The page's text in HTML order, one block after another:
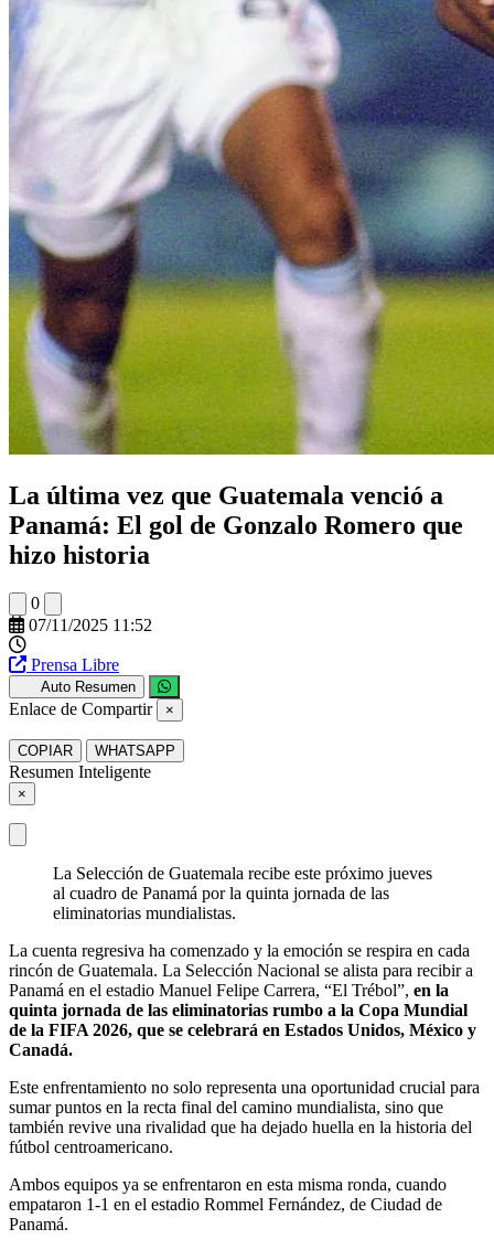
La última vez que Guatemala venció a
Panamá: El gol de Gonzalo Romero que
hizo historia
0
07/11/2025 11:52
Prensa Libre
Auto Resumen
Enlace de Compartir ×
COPIAR WHATSAPP
Resumen Inteligente
×
La Selección de Guatemala recibe este próximo jueves
al cuadro de Panamá por la quinta jornada de las
eliminatorias mundialistas.
La cuenta regresiva ha comenzado y la emoción se respira en cada
rincón de Guatemala. La Selección Nacional se alista para recibir a
Panamá en el estadio Manuel Felipe Carrera, “El Trébol”, en la
quinta jornada de las eliminatorias rumbo a la Copa Mundial
de la FIFA 2026, que se celebrará en Estados Unidos, México y
Canadá.
Este enfrentamiento no solo representa una oportunidad crucial para
sumar puntos en la recta final del camino mundialista, sino que
también revive una rivalidad que ha dejado huella en la historia del
fútbol centroamericano.
Ambos equipos ya se enfrentaron en esta misma ronda, cuando
empataron 1-1 en el estadio Rommel Fernández, de Ciudad de
Panamá.